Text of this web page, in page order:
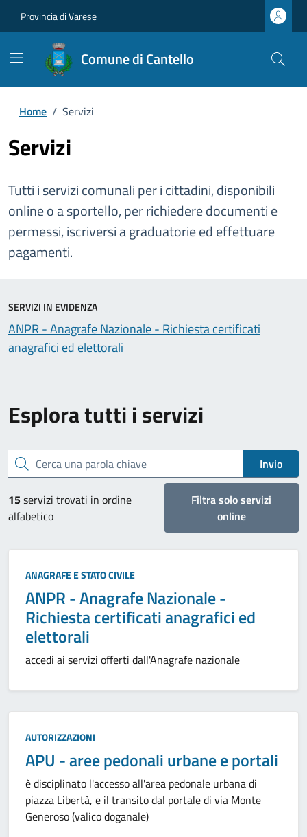
Provincia di Varese
Comune di Cantello
Home / Servizi
Servizi
Tutti i servizi comunali per i cittadini, disponibili
online o a sportello, per richiedere documenti e
permessi, iscriversi a graduatorie ed effettuare
pagamenti.
Esplora tutti i servizi
Cerca una parola chiave Invio
15servizi trovati in ordine
alfabetico
Filtra solo servizi
online
Categoria:
ANAGRAFE E STATO CIVILE
ANPR - Anagrafe Nazionale -
Richiesta certificati anagrafici ed
elettorali
accedi ai servizi offerti dall'Anagrafe nazionale
Categoria:
AUTORIZZAZIONI
APU - aree pedonali urbane e portali
è disciplinato l'accesso all'area pedonale urbana di
piazza Libertà, e il transito dal portale di via Monte
Generoso (valico doganale)
SERVIZI IN EVIDENZA
ANPR - Anagrafe Nazionale - Richiesta certificati
anagrafici ed elettorali